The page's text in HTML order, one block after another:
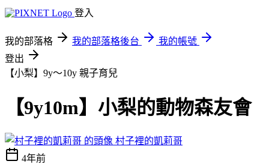
登入
我的部落格 我的部落格後台
我的帳號
登出
【小梨】9y～10y 親子育兒
【9y10m】小梨的動物森友會
村子裡的凱莉哥
4年前